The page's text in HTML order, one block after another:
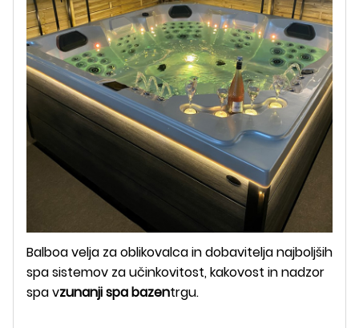
Balboa velja za oblikovalca in dobavitelja najboljših
spa sistemov za učinkovitost, kakovost in nadzor
spa vzunanji spa bazentrgu.